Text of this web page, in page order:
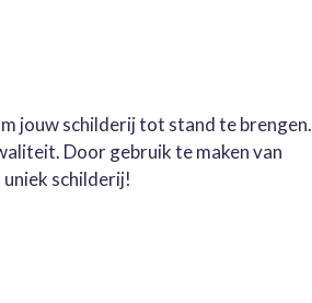
jouw schilderij tot stand te brengen.
Door gebruik te maken van
schilderij!